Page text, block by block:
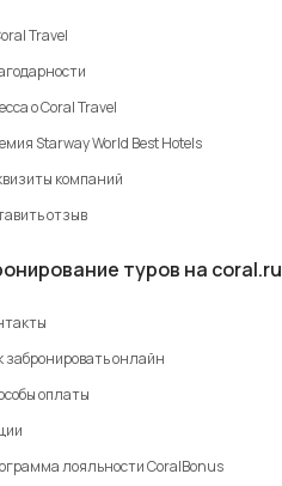
Travel
о Coral Travel
Starway World Best Hotels
компаний
отзыв
туров на coral.ru
забронировать онлайн
оплаты
лояльности CoralBonus